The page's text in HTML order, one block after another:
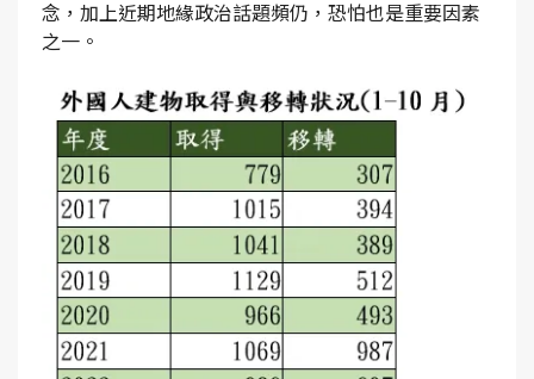
念，加上近期地緣政治話題頻仍，恐怕也是重要因素
之一。